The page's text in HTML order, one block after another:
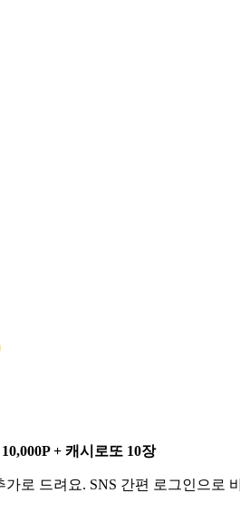
+ 캐시로또 10장
가로 드려요. SNS 간편 로그인으로